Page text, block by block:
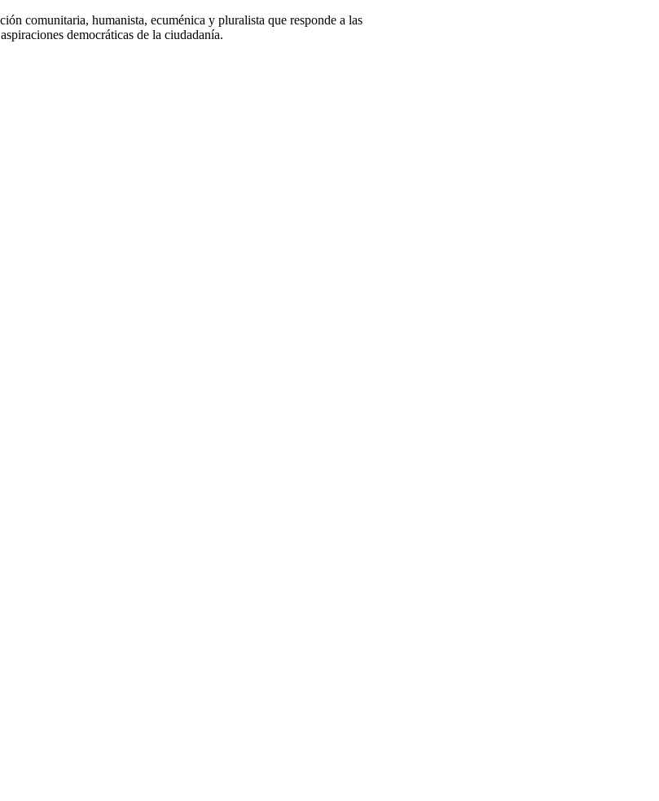
comunitaria, humanista, ecuménica y pluralista que responde a las
aspiraciones democráticas de la ciudadanía.